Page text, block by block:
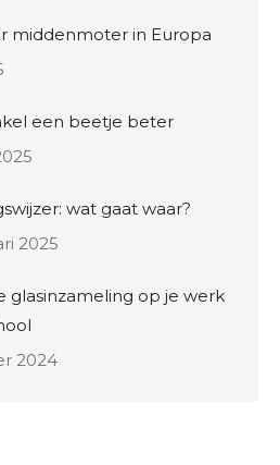
middenmoter in Europa
een beetje beter
wat gaat waar?
2025
glasinzameling op je werk
2024